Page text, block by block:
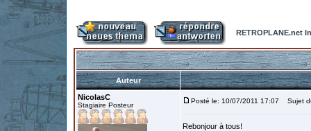
RETROPLANE.net
Auteur
NicolasC
Stagiaire Posteur
Posté le: 10/07/2011 17:07 Sujet
Rebonjour à tous!